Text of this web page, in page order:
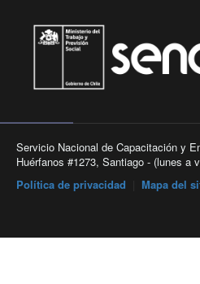
Servicio Nacional de Capacitación y
Huérfanos #1273, Santiago - (lunes a
Política de privacidad
Mapa del